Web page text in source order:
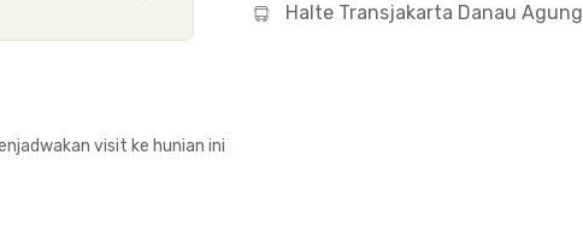
Halte Transjakarta Danau Agung
visit ke hunian ini